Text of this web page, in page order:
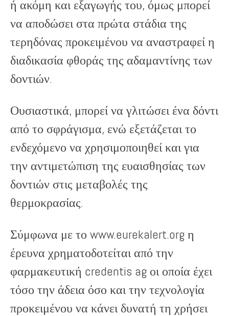
ή ακόμη και εξαγωγής του, όμως μπορεί
να αποδώσει στα πρώτα στάδια της
τερηδόνας προκειμένου να αναστραφεί η
διαδικασία φθοράς της αδαμαντίνης των
δοντιών.
Ουσιαστικά, μπορεί να γλιτώσει ένα δόντι
από το σφράγισμα, ενώ εξετάζεται το
ενδεχόμενο να χρησιμοποιηθεί και για
την αντιμετώπιση της ευαισθησίας των
δοντιών στις μεταβολές της
θερμοκρασίας.
Σύμφωνα με το www.eurekalert.org η
έρευνα χρηματοδοτείται από την
φαρμακευτική credentis ag οι οποία έχει
τόσο την άδεια όσο και την τεχνολογία
προκειμένου να κάνει δυνατή τη χρήσει